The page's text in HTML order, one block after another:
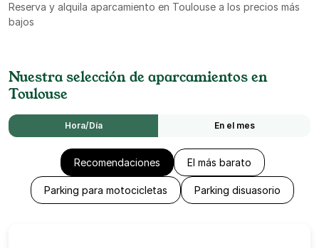
Reserva y alquila aparcamiento en Toulouse a los precios más
bajos
Nuestra selección de aparcamientos en
Toulouse
En el mes
Hora/Día
Recomendaciones El más barato
Parking para motocicletas Parking disuasorio